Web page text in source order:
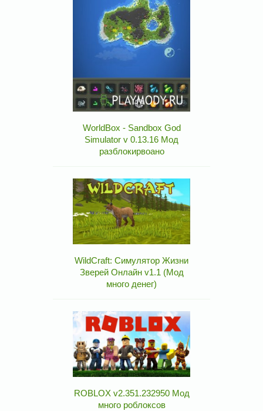
WorldBox - Sandbox God
Simulator v 0.13.16 Мод
разблокирвоано
WildCraft: Симулятор Жизни
Зверей Онлайн v1.1 (Мод
много денег)
ROBLOX v2.351.232950 Мод
много роблоксов